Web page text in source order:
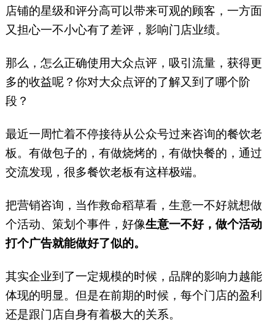
和、潮牛海记、九龙珠餐饮、伊
佳林开心梦工场等品牌。（微信
店铺的星级和评分高可以带来可观的顾客，一方面
又担心一不小心有了差评，影响门店业绩。
那么，怎么正确使用大众点评，吸引流量，获得更
多的收益呢？你对大众点评的了解又到了哪个阶
段？
最近一周忙着不停接待从公众号过来咨询的餐饮老
板。有做包子的，有做烧烤的，有做快餐的，通过
交流发现，很多餐饮老板有这样极端。
把营销咨询，当作救命稻草看，生意一不好就想做
个活动、策划个事件，好像生意一不好，做个活动
打个广告就能做好了似的。
其实企业到了一定规模的时候，品牌的影响力越能
体现的明显。但是在前期的时候，每个门店的盈利
还是跟门店自身有着极大的关系。